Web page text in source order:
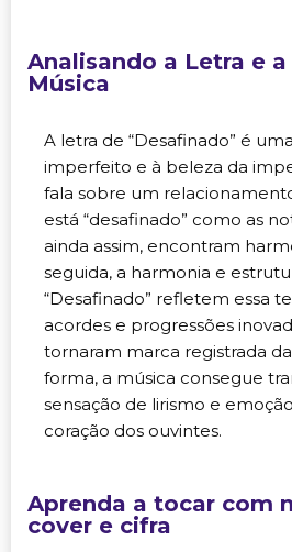
Analisando a Letra e
Música
A letra de “Desafinado” é
imperfeito e à beleza da
fala sobre um
está “desafinado” como as
ainda assim, encontram
seguida, a harmonia e
“Desafinado” refletem essa
acordes e progressões
tornaram marca registrada
forma, a música consegue
sensação de lirismo e
coração dos ouvintes.
Aprenda a tocar com
cover e cifra